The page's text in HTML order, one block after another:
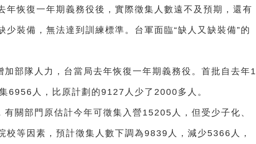
年恢復一年期義務役後，實際徵集人數遠不及預期，還有
少裝備，無法達到訓練標準。台軍面臨“缺人又缺裝備”的
加部隊人力，台當局去年恢復一年期義務役。首批自去年1
6956人，比原計劃的9127人少了2000多人。
有關部門原估計今年可徵集入營15205人，但受少子化、
校等因素，預計徵集人數下調為9839人，減少5366人，